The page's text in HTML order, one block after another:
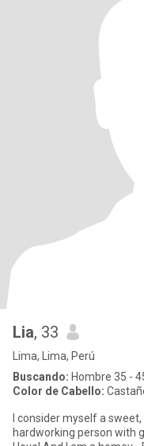
Lia, 33
Lima, Lima, Perú
Buscando: Hombre 35 -
Color de Cabello:
I consider myself a
hardworking person with